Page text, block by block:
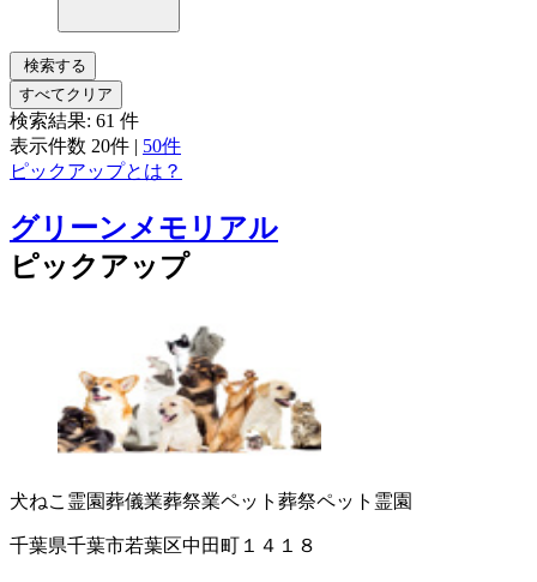
検索する
すべてクリア
検索結果: 61 件
表示件数 20件 | 50件
ピックアップとは？
グリーンメモリアル
ピックアップ
犬ねこ霊園葬儀業葬祭業ペット葬祭ペット霊園
千葉県千葉市若葉区中田町１４１８